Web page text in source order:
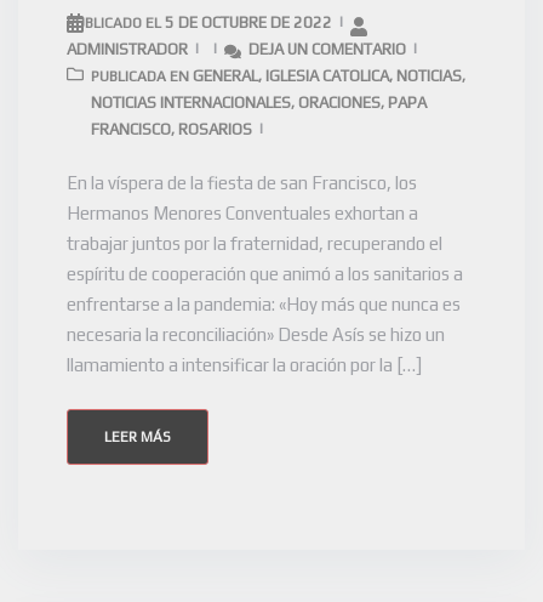
PUBLICADO EL 5 DE OCTUBRE DE 2022
ADMINISTRADOR
DEJA UN COMENTARIO
PUBLICADA EN GENERAL, IGLESIA CATOLICA, NOTICIAS,
NOTICIAS INTERNACIONALES, ORACIONES, PAPA
FRANCISCO, ROSARIOS
En la víspera de la fiesta de san Francisco, los
Hermanos Menores Conventuales exhortan a
trabajar juntos por la fraternidad, recuperando el
espíritu de cooperación que animó a los sanitarios a
enfrentarse a la pandemia: «Hoy más que nunca es
necesaria la reconciliación» Desde Asís se hizo un
llamamiento a intensificar la oración por la […]
LEER MÁS